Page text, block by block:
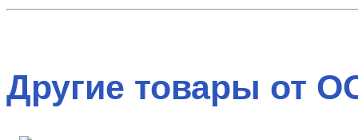
Другие товары от